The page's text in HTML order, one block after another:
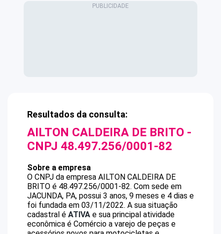
Resultados da consulta:
AILTON CALDEIRA DE BRITO -
CNPJ 48.497.256/0001-82
Sobre a empresa
O CNPJ da empresa AILTON CALDEIRA DE
BRITO é 48.497.256/0001-82. Com sede em
JACUNDA, PA, possui 3 anos, 9 meses e 4 dias e
foi fundada em 03/11/2022. A sua situação
cadastral é ATIVA e sua principal atividade
econômica é Comércio a varejo de peças e